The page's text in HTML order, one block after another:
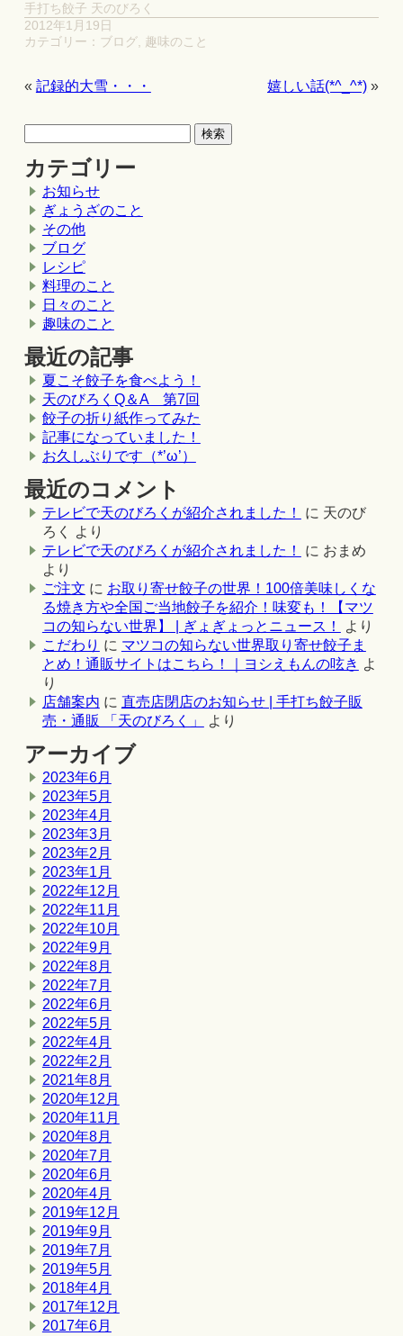
手打ち餃子 天のびろく
2012年1月19日
カテゴリー： ブログ, 趣味のこと
« 記録的大雪・・・ 嬉しい話(*^_^*) »
カテゴリー
お知らせ
ぎょうざのこと
その他
ブログ
レシピ
料理のこと
日々のこと
趣味のこと
最近の記事
夏こそ餃子を食べよう！
天のびろくQ＆A 第7回
餃子の折り紙作ってみた
記事になっていました！
お久しぶりです（*’ω’）
最近のコメント
テレビで天のびろくが紹介されました！ に 天のび
ろく
より
テレビで天のびろくが紹介されました！
に おまめ
より
ご注文 に お取り寄せ餃子の世界！100倍美味しくな
る焼き方や全国ご当地餃子を紹介！味変も！【マツ
コの知らない世界】 | ぎょぎょっとニュース！
より
こだわり に マツコの知らない世界取り寄せ餃子ま
とめ！通販サイトはこちら！｜ヨシえもんの呟き よ
り
店舗案内 に 直売店閉店のお知らせ | 手打ち餃子販
売・通販 「天のびろく」
より
アーカイブ
2023年6月
2023年5月
2023年4月
2023年3月
2023年2月
2023年1月
2022年12月
2022年11月
2022年10月
2022年9月
2022年8月
2022年7月
2022年6月
2022年5月
2022年4月
2022年2月
2021年8月
2020年12月
2020年11月
2020年8月
2020年7月
2020年6月
2020年4月
2019年12月
2019年9月
2019年7月
2019年5月
2018年4月
2017年12月
2017年6月